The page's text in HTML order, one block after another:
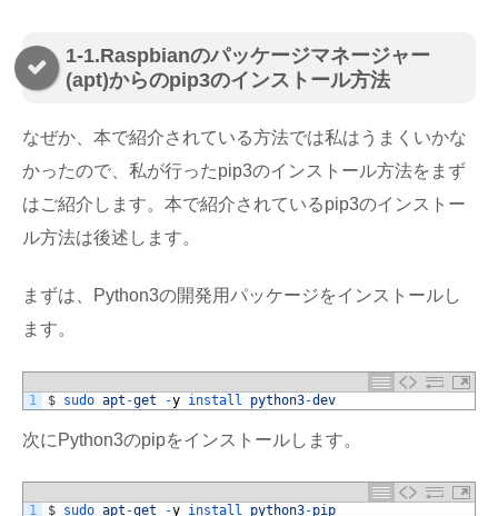
1-1.Raspbianのパッケージマネージャー
(apt)からのpip3のインストール方法
なぜか、本で紹介されている方法では私はうまくいかな
かったので、私が行ったpip3のインストール方法をまず
はご紹介します。本で紹介されているpip3のインストー
ル方法は後述します。
まずは、Python3の開発用パッケージをインストールし
ます。
1 $ sudo apt -get -y install python3-dev
次にPython3のpipをインストールします。
1 $ sudo apt -get -y install python3-pip